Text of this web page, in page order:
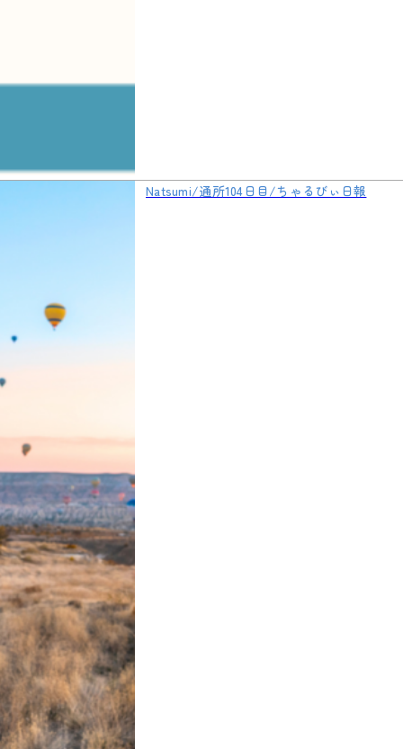
Natsumi/通所104日目/ちゃるびぃ日報